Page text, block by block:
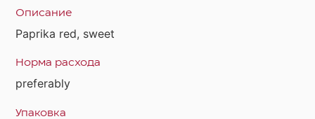
Описание
Paprika red, sweet
Норма расхода
preferably
Упаковка